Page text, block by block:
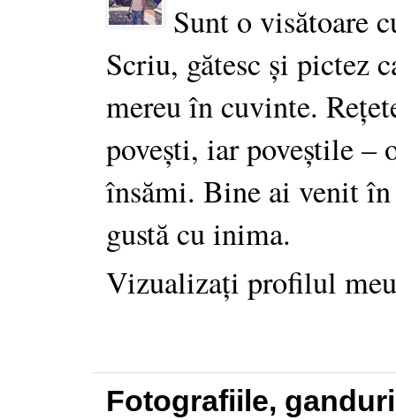
Sunt o visătoare
Scriu, gătesc și pictez
mereu în cuvinte.
povești, iar poveștile –
însămi. Bine ai venit
gustă cu inima.
Vizualizați profilul
Fotografiile,